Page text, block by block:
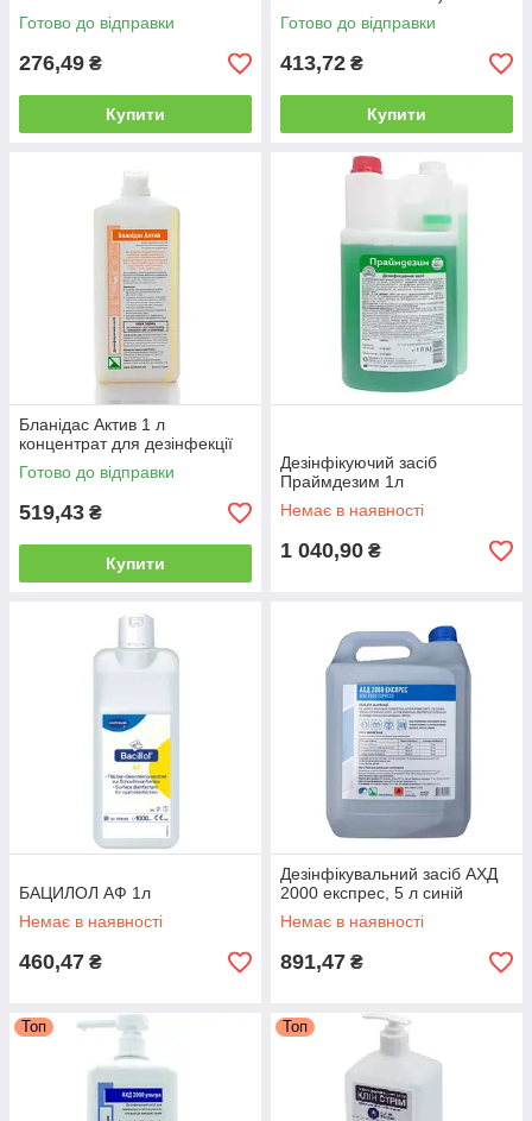
Готово до відправки
276,49 ₴
Купити
Готово до відправки
413,72 ₴
Купити
Бланідас Актив 1 л
концентрат для дезінфекції
Готово до відправки
519,43 ₴
Купити
Дезінфікуючий засіб
Праймдезим 1л
Немає в наявності
1 040,90 ₴
БАЦИЛОЛ АФ 1л
Немає в наявності
460,47 ₴
Дезінфікувальний засіб АХД
2000 експрес, 5 л синій
Немає в наявності
891,47 ₴
Топ Топ